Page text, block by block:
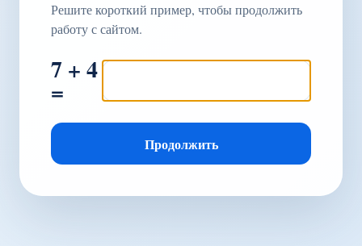
Решите короткий пример, чтобы продолжить
работу с сайтом.
7 + 4
=
Продолжить